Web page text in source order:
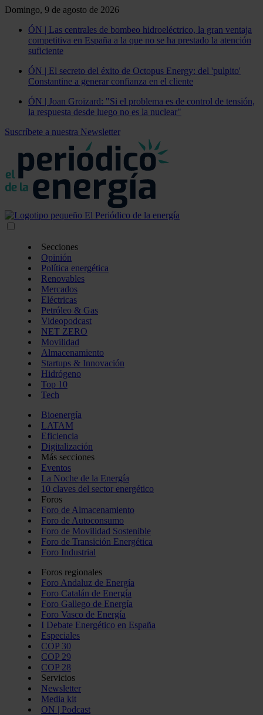
Domingo, 9 de agosto de 2026
ÓN | Las centrales de bombeo hidroeléctrico, la gran ventaja
competitiva en España a la que no se ha prestado la atención
suficiente
ÓN | El secreto del éxito de Octopus Energy: del 'pulpito'
Constantine a generar confianza en el cliente
ÓN | Joan Groizard: "Si el problema es de control de tensión,
la respuesta desde luego no es la nuclear"
Suscríbete a nuestra Newsletter
Secciones
Opinión
Política energética
Renovables
Mercados
Eléctricas
Petróleo & Gas
Videopodcast
NET ZERO
Movilidad
Almacenamiento
Startups & Innovación
Hidrógeno
Top 10
Tech
Bioenergía
LATAM
Eficiencia
Digitalización
Más secciones
Eventos
La Noche de la Energía
10 claves del sector energético
Foros
Foro de Almacenamiento
Foro de Autoconsumo
Foro de Movilidad Sostenible
Foro de Transición Energética
Foro Industrial
Foros regionales
Foro Andaluz de Energía
Foro Catalán de Energía
Foro Gallego de Energía
Foro Vasco de Energía
I Debate Energético en España
Especiales
COP 30
COP 29
COP 28
Servicios
Newsletter
Media kit
ON | Podcast